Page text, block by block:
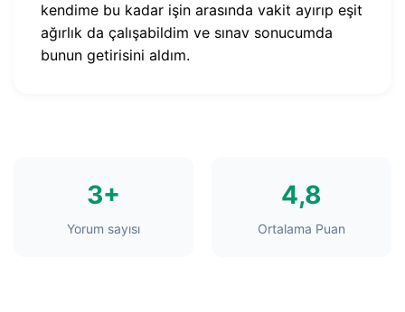
kendime bu kadar işin arasında vakit ayırıp eşit
ağırlık da çalışabildim ve sınav sonucumda
bunun getirisini aldım.
3+
Yorum sayısı
4,8
Ortalama Puan